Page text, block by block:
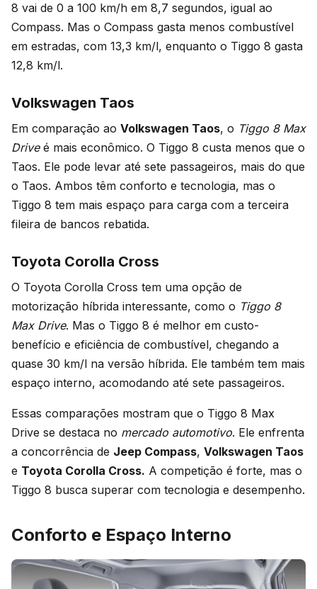
8 vai de 0 a 100 km/h em 8,7 segundos, igual ao
Compass. Mas o Compass gasta menos combustível
em estradas, com 13,3 km/l, enquanto o Tiggo 8 gasta
12,8 km/l.
Volkswagen Taos
Em comparação ao Volkswagen Taos, o Tiggo 8 Max
Driveé mais econômico. O Tiggo 8 custa menos que o
Taos. Ele pode levar até sete passageiros, mais do que
o Taos. Ambos têm conforto e tecnologia, mas o
Tiggo 8 tem mais espaço para carga com a terceira
fileira de bancos rebatida.
Toyota Corolla Cross
O Toyota Corolla Cross tem uma opção de
motorização híbrida interessante, como o Tiggo 8
Max Drive. Mas o Tiggo 8 é melhor em custo-
benefício e eficiência de combustível, chegando a
quase 30 km/l na versão híbrida. Ele também tem mais
espaço interno, acomodando até sete passageiros.
Essas comparações mostram que o Tiggo 8 Max
Drive se destaca no mercado automotivo. Ele enfrenta
a concorrência de Jeep Compass, Volkswagen Taos
e Toyota Corolla Cross. A competição é forte, mas o
Tiggo 8 busca superar com tecnologia e desempenho.
Conforto e Espaço Interno